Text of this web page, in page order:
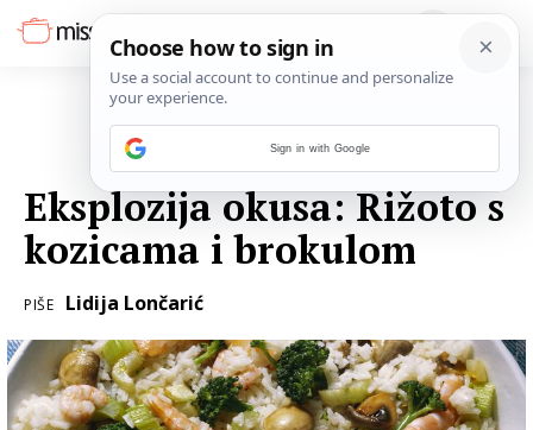
Eksplozija okusa: Rižoto s
kozicama i brokulom
PIŠE Lidija Lončarić
Sign in with Google